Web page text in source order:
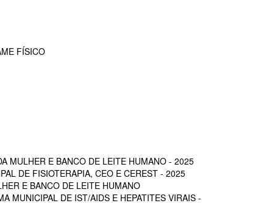
FÍSICO
MULHER E BANCO DE LEITE HUMANO - 2025
DE FISIOTERAPIA, CEO E CEREST - 2025
E BANCO DE LEITE HUMANO
MUNICIPAL DE IST/AIDS E HEPATITES VIRAIS -